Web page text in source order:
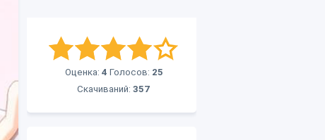
Оценка: 4 Голосов: 25
Скачиваний: 357